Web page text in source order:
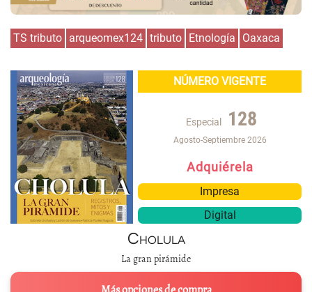
TS tributo arqueomex124 tributo Etnología Oaxaca
NÚMERO VIGENTE
Especial 128
Agosto-Septiembre 2026
Adquiérela
Impresa
Digital
Cholula
La gran pirámide